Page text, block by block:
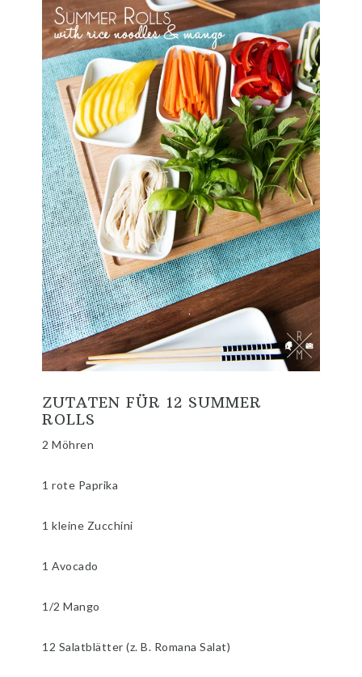
ZUTATEN FÜR 12 SUMMER
ROLLS
2 Möhren
1 rote Paprika
1 kleine Zucchini
1 Avocado
1/2 Mango
12 Salatblätter (z. B. Romana Salat)